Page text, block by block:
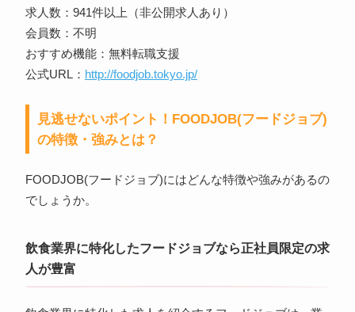
求人数：941件以上（非公開求人あり）
会員数：不明
おすすめ機能：無料転職支援
公式URL： http://foodjob.tokyo.jp/
見逃せないポイント！FOODJOB(フードジョブ)
の特徴・強みとは？
FOODJOB(フードジョブ)にはどんな特徴や強みがあるの
でしょうか。
飲食業界に特化したフードジョブなら正社員限定の求
人が豊富